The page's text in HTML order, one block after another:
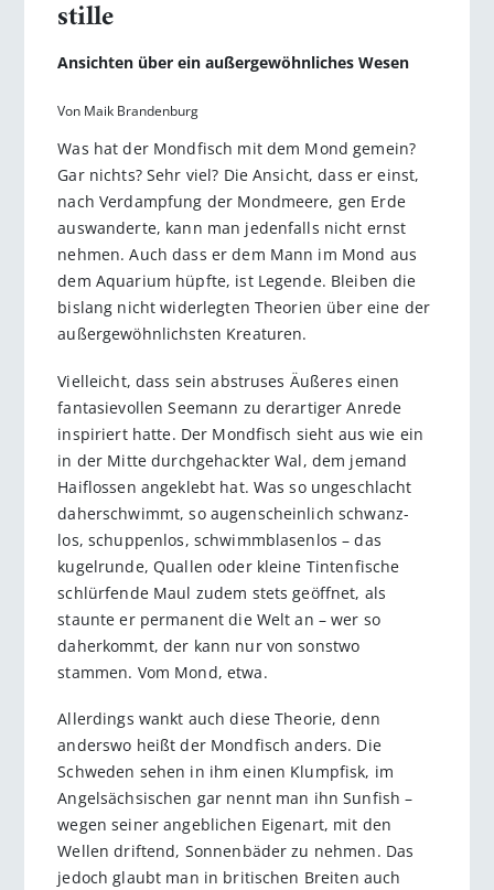
stille
Ansichten über ein außergewöhnliches Wesen
Von Maik Brandenburg
Was hat der Mondfisch mit dem Mond gemein?
Gar nichts? Sehr viel? Die Ansicht, dass er einst,
nach Verdampfung der Mondmeere, gen Erde
auswanderte, kann man jedenfalls nicht ernst
nehmen. Auch dass er dem Mann im Mond aus
dem Aquarium hüpfte, ist Legende. Bleiben die
bislang nicht widerlegten Theorien über eine der
außergewöhnlichsten Kreaturen.
Vielleicht, dass sein abstruses Äußeres einen
fantasievollen Seemann zu derartiger Anrede
inspiriert hatte. Der Mondfisch sieht aus wie ein
in der Mitte durchgehackter Wal, dem jemand
Haiflossen angeklebt hat. Was so ungeschlacht
daherschwimmt, so augenscheinlich schwanz-
los, schuppenlos, schwimmblasenlos – das
kugelrunde, Quallen oder kleine Tintenfische
schlürfende Maul zudem stets geöffnet, als
staunte er permanent die Welt an – wer so
daherkommt, der kann nur von sonstwo
stammen. Vom Mond, etwa.
Allerdings wankt auch diese Theorie, denn
anderswo heißt der Mondfisch anders. Die
Schweden sehen in ihm einen Klumpfisk, im
Angelsächsischen gar nennt man ihn Sunfish –
wegen seiner angeblichen Eigenart, mit den
Wellen driftend, Sonnenbäder zu nehmen. Das
jedoch glaubt man in britischen Breiten auch